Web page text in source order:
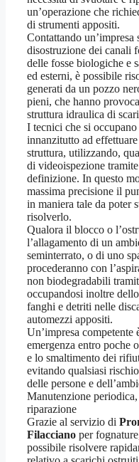
un’operazione che
di strumenti appositi.
Contattando
disostruzione dei canali
delle fosse biologiche e
ed esterni, è possibile
generati da un pozzo
pieni, che hanno
struttura idraulica di
I tecnici che si
innanzitutto ad
struttura, utilizzando,
di videoispezione
definizione. In questo
massima precisione il
in maniera tale da poter
risolverlo.
Qualora il blocco o
l’allagamento di un
seminterrato, o di uno
procederanno con
non biodegradabili
occupandosi inoltre
fanghi e detriti nelle
automezzi appositi.
Un’impresa competente
emergenza entro poche
e lo smaltimento dei
evitando qualsiasi
delle persone e
Manutenzione
riparazione
Grazie al servizio di
Filacciano per
possibile risolvere